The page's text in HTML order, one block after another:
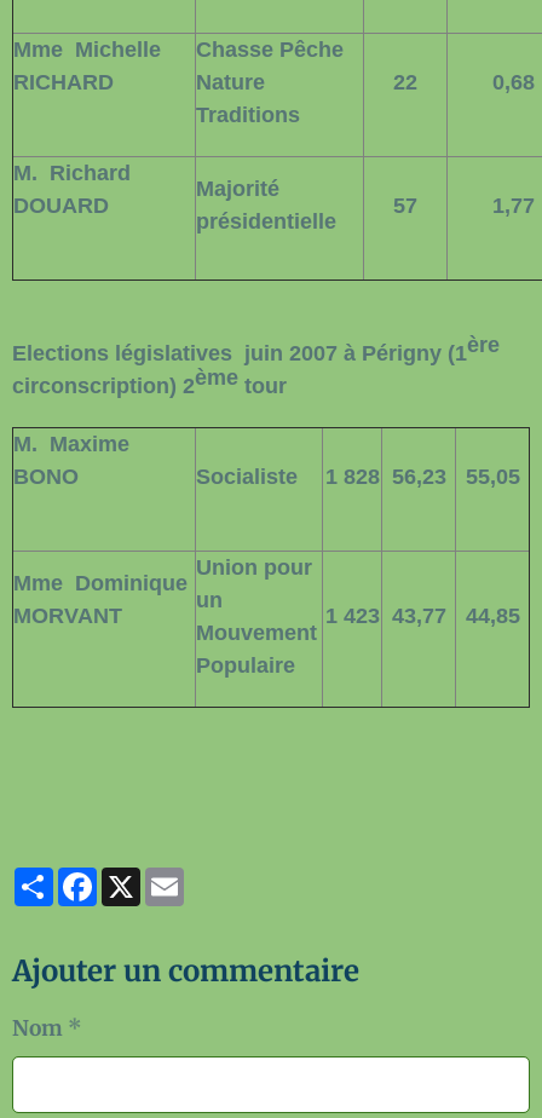
Mme Michelle
RICHARD
Chasse Pêche
Nature
Traditions
22 0,68
M. Richard
DOUARD
Majorité
présidentielle
57 1,77
Elections législatives juin 2007 à Périgny (1ère
circonscription) 2ème tour
M. Maxime
BONO
Socialiste 1 828 56,23 55,05
Mme Dominique
MORVANT
Union pour
un
Mouvement
Populaire
1 423 43,77 44,85
PartagerFacebook
X
Ajouter un commentaire
Nom